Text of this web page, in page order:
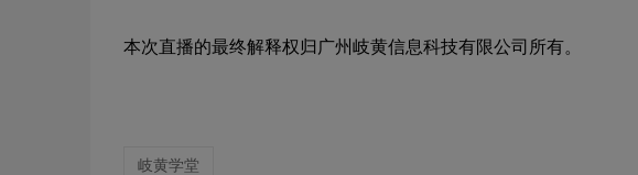
本次直播的最终解释权归广州岐黄信息科技有限公司所有。
岐黄学堂